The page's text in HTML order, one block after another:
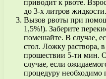
приводит к рвоте.
до 3-х литров жидкости.
Вызов рвоты при
1,5%!). Заберите
помешайте. В случае,
стол. Ложку раствора,
прошествии 5-ти мин.
случае, если
процедуру необходимо